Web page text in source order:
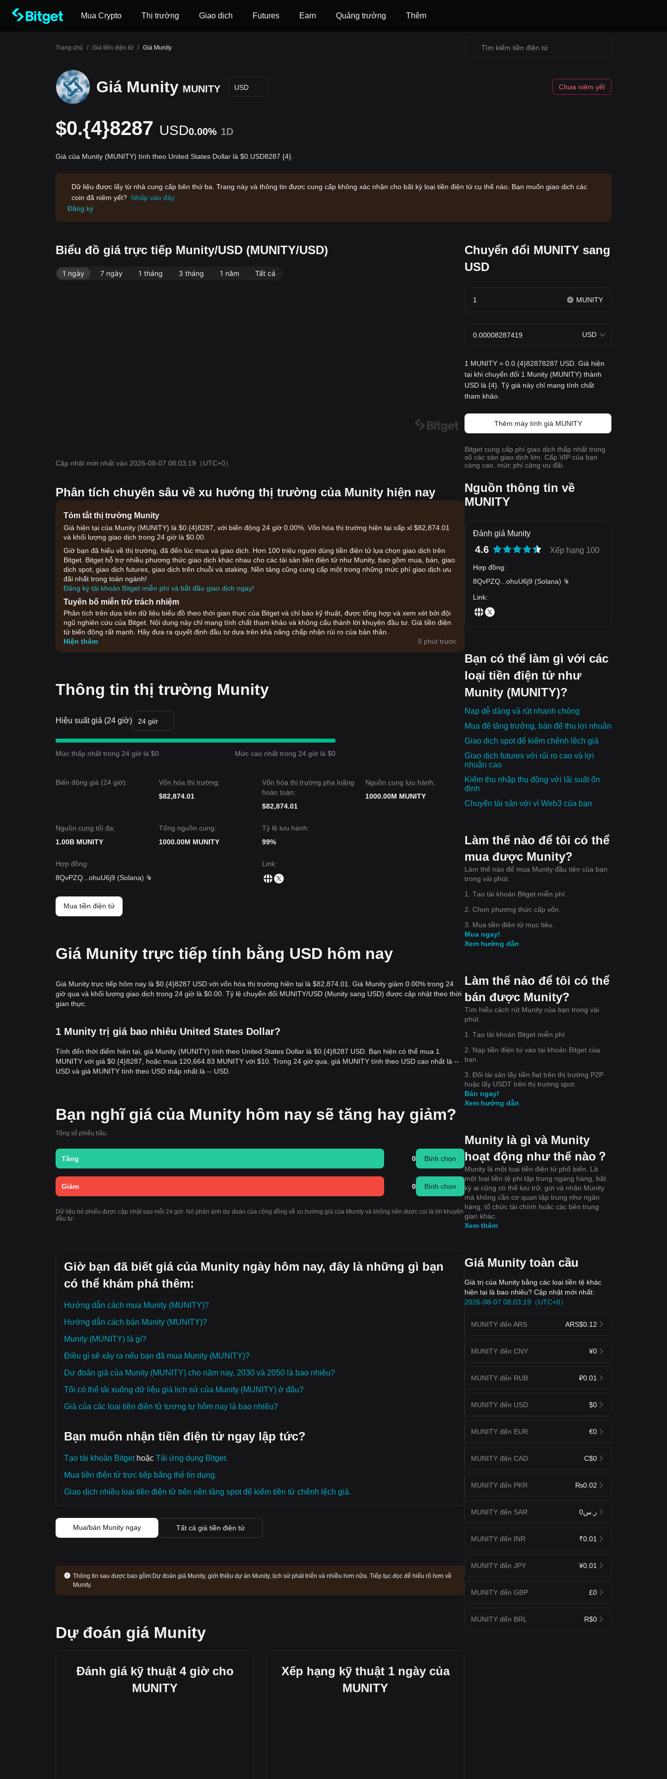
Mua Crypto Thị trường Giao dịch Futures ‌Earn Quảng trường Thêm
Trang chủ / Giá tiền điện tử / Giá Munity
Giá Munity MUNITY USD Chưa niêm yết
$0.{4}8287 USD0.00% 1D
Giá của Munity (MUNITY) tính theo United States Dollar là $0.USD8287 {4}.
Dữ liệu được lấy từ nhà cung cấp bên thứ ba. Trang này và thông tin được cung cấp không xác nhận cho bất kỳ loại tiền điện tử cụ thể nào. Bạn muốn giao dịch các
coin đã niêm yết? Nhấp vào đây
Đăng ký
Biểu đồ giá trực tiếp Munity/USD (MUNITY/USD)
1 ngày 7 ngày 1 tháng 3 tháng 1 năm Tất cả
Cập nhật mới nhất vào 2026-08-07 08:03:19 （UTC+0）
Phân tích chuyên sâu về xu hướng thị trường của Munity hiện nay
Tóm tắt thị trường Munity
Giá hiện tại của Munity (MUNITY) là $0.{​4}8287, với biến động 24 giờ 0.00%. Vốn hóa thị trường hiện tại xấp xỉ $82,874.01
và khối lượng giao dịch trong 24 giờ là $0.00.
Giờ bạn đã hiểu về thị trường, đã đến lúc mua và giao dịch. Hơn 100 triệu người dùng tiền điện tử lựa chọn giao dịch trên
Bitget. Bitget hỗ trợ nhiều phương thức giao dịch khác nhau cho các tài sản tiền điện tử như Munity, bao gồm mua, bán, giao
dịch spot, giao dịch futures, giao dịch trên chuỗi và staking. Nền tảng cũng cung cấp một trong những mức phí giao dịch ưu
đãi nhất trong toàn ngành!
Đăng ký tài khoản Bitget miễn phí và bắt đầu giao dịch ngay!
Tuyên bố miễn trừ trách nhiệm
Phân tích trên dựa trên dữ liệu biểu đồ theo thời gian thực của Bitget và chỉ báo kỹ thuật, được tổng hợp và xem xét bởi đội
ngũ nghiên cứu của Bitget. Nội dung này chỉ mang tính chất tham khảo và không cấu thành lời khuyên đầu tư. Giá tiền điện
tử biến động rất mạnh. Hãy đưa ra quyết định đầu tư dựa trên khả năng chấp nhận rủi ro của bản thân.
Hiện thêm
5 phút trước
Thông tin thị trường Munity
Hiệu suất giá (24 giờ) 24 giờ
Mức thấp nhất trong 24 giờ là $0 Mức cao nhất trong 24 giờ là $0
Biến động giá (24 giờ):
Vốn hóa thị trường:
$82,874.01
Vốn hóa thị trường pha loãng
hoàn toàn:
$82,874.01
Nguồn cung lưu hành:
1000.00M MUNITY
Nguồn cung tối đa:
1.00B MUNITY
Tổng nguồn cung:
1000.00M MUNITY
Tỷ lệ lưu hành:
99%
Hợp đồng:
8QvPZQ
ohuU6j9 (Solana)
Link:
Mua tiền điện tử
Giá Munity trực tiếp tính bằng USD hôm nay
Giá Munity trực tiếp hôm nay là $0.{​4}8287 USD với vốn hóa thị trường hiện tại là $82,874.01. Giá Munity giảm 0.00% trong 24
giờ qua và khối lượng giao dịch trong 24 giờ là $0.00. Tỷ lệ chuyển đổi MUNITY/USD (Munity sang USD) được cập nhật theo thời
gian thực.
1 Munity trị giá bao nhiêu United States Dollar?
Tính đến thời điểm hiện tại, giá Munity (MUNITY) tính theo United States Dollar là $0.{​4}8287 USD. Bạn hiện có thể mua 1
MUNITY với giá $0.{​4}8287, hoặc mua 120,664.83 MUNITY với $10. Trong 24 giờ qua, giá MUNITY tính theo USD cao nhất là --
USD và giá MUNITY tính theo USD thấp nhất là -- USD.
Bạn nghĩ giá của Munity hôm nay sẽ tăng hay giảm?
Tổng số phiếu bầu:
Tăng 0 Bình chọn
Giảm 0 Bình chọn
Dữ liệu bỏ phiếu được cập nhật sau mỗi 24 giờ. Nó phản ánh dự đoán của cộng đồng về xu hướng giá của Munity và không nên được coi là lời khuyên
đầu tư.
Giờ bạn đã biết giá của Munity ngày hôm nay, đây là những gì bạn
có thể khám phá thêm:
Hướng dẫn cách mua Munity (MUNITY)?
Hướng dẫn cách bán Munity (MUNITY)?
Munity (MUNITY) là gì?
Điều gì sẽ xảy ra nếu bạn đã mua Munity (MUNITY)?
Dự đoán giá của Munity (MUNITY) cho năm nay, 2030 và 2050 là bao nhiêu?
Tôi có thể tải xuống dữ liệu giá lịch sử của Munity (MUNITY) ở đâu?
Giá của các loại tiền điện tử tương tự hôm nay là bao nhiêu?
Bạn muốn nhận tiền điện tử ngay lập tức?
Tạo tài khoản Bitgethoặc Tải ứng dụng Bitget.
Mua tiền điện tử trực tiếp bằng thẻ tín dụng.
Giao dịch nhiều loại tiền điện tử trên nền tảng spot để kiếm tiền từ chênh lệch giá.
Mua/bán Munity ngay Tất cả giá tiền điện tử
Thông tin sau được bao gồm:Dự đoán giá Munity, giới thiệu dự án Munity, lịch sử phát triển và nhiều hơn nữa. Tiếp tục đọc để hiểu rõ hơn về
Munity.
Dự đoán giá Munity
Đánh giá kỹ thuật 4 giờ cho
MUNITY
Xếp hạng kỹ thuật 1 ngày của
MUNITY
Chuyển đổi MUNITY sang
USD
MUNITY
USD
1 MUNITY = 0.0.{4}82878287 USD. Giá hiện
tại khi chuyển đổi 1 Munity (MUNITY) thành
USD là {4}. Tỷ giá này chỉ mang tính chất
tham khảo.
Thêm máy tính giá MUNITY
Bitget cung cấp phí giao dịch thấp nhất trong
số các sàn giao dịch lớn. Cấp VIP của bạn
càng cao, mức phí càng ưu đãi.
Nguồn thông tin về
MUNITY
Đánh giá Munity
4.6 Xếp hạng 100
Hợp đồng:
8QvPZQ
ohuU6j9 (Solana)
Link:
Bạn có thể làm gì với các
loại tiền điện tử như
Munity (MUNITY)?
Nạp dễ dàng và rút nhanh chóng
Mua để tăng trưởng, bán để thu lợi nhuận
Giao dịch spot để kiếm chênh lệch giá
Giao dịch futures với rủi ro cao và lợi
nhuận cao
Kiếm thu nhập thụ động với lãi suất ổn
định
Chuyển tài sản với ví Web3 của bạn
Làm thế nào để tôi có thể
mua được Munity?
Làm thế nào để mua Munity đầu tiên của bạn
trong vài phút.
1. Tạo tài khoản Bitget miễn phí.
2. Chọn phương thức cấp vốn.
3. Mua tiền điện tử mục tiêu.
Mua ngay!
Xem hướng dẫn
Làm thế nào để tôi có thể
bán được Munity?
Tìm hiểu cách rút Munity của bạn trong vài
phút.
1. Tạo tài khoản Bitget miễn phí.
2. Nạp tiền điện tử vào tài khoản Bitget của
bạn.
3. Đổi tài sản lấy tiền fiat trên thị trường P2P
hoặc lấy USDT trên thị trường spot.
Bán ngay!
Xem hướng dẫn
Munity là gì và Munity
hoạt động như thế nào？
Munity là một loại tiền điện tử phổ biến. Là
một loại tiền tệ phi tập trung ngang hàng, bất
kỳ ai cũng có thể lưu trữ, gửi và nhận Munity
mà không cần cơ quan tập trung như ngân
hàng, tổ chức tài chính hoặc các bên trung
gian khác.
Xem thêm
Giá Munity toàn cầu
Giá trị của Munity bằng các loại tiền tệ khác
hiện tại là bao nhiêu? Cập nhật mới nhất:
2026-08-07 08:03:19（UTC+0）
MUNITY đến ARS ARS$0.12
MUNITY đến CNY ¥0
MUNITY đến RUB ₽0.01
MUNITY đến USD $0
MUNITY đến EUR €0
MUNITY đến CAD C$0
MUNITY đến PKR ₨0.02
MUNITY đến SAR ر.س0
MUNITY đến INR ₹0.01
MUNITY đến JPY ¥0.01
MUNITY đến GBP £0
MUNITY đến BRL R$0